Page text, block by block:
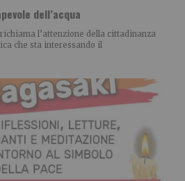
dell’acqua
l’attenzione della cittadinanza
che sta interessando il